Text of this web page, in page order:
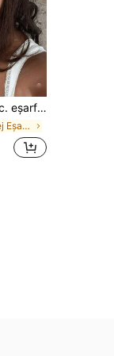
fi purtată ca bată în cap, bandă pentru păr, eșarfă de gât sau șal, se potrivește bine cu rochii și cămăși pentru uz zilnic
în Bej Eșarfe pentru femei